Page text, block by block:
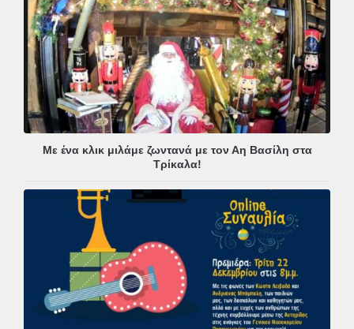
Με ένα κλικ μιλάμε ζωντανά με τον Αη Βασίλη στα
Τρίκαλα!